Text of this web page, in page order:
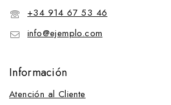
Campanas, vendas y protectores
Campanas
Muserolas y Accesorios
+34 914 67 53 46
info@ejemplo.com
Información
Atención al Cliente